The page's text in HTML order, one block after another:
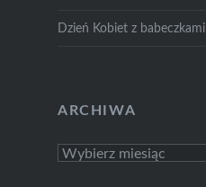
Dzień Kobiet z babeczkami
ARCHIWA
Archiwa